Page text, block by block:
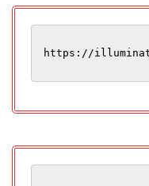
https://